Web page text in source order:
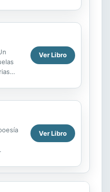
Ver Libro
Ver Libro